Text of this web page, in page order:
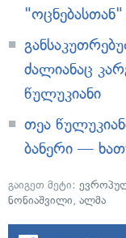
ძალიანაც
წულუკიანი
თეა
ბანერი —
გაიგეთ მეტი:
ნონიაშვილი, ალმა